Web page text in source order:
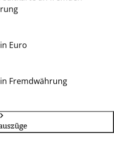
Euro
Fremdwährung